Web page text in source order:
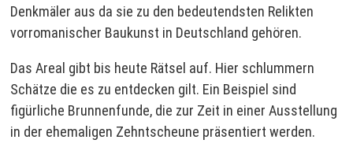
Denkmäler aus da sie zu den bedeutendsten Relikten
vorromanischer Baukunst in Deutschland gehören.
Das Areal gibt bis heute Rätsel auf. Hier schlummern
Schätze die es zu entdecken gilt. Ein Beispiel sind
figürliche Brunnenfunde, die zur Zeit in einer Ausstellung
in der ehemaligen Zehntscheune präsentiert werden.